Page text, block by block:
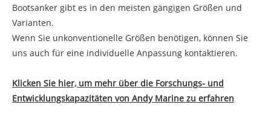
Bootsanker gibt es in den meisten gängigen Größen und
Varianten.
Wenn Sie unkonventionelle Größen benötigen, können Sie
uns auch für eine individuelle Anpassung kontaktieren.
Klicken Sie hier, um mehr über die Forschungs- und
Entwicklungskapazitäten von Andy Marine zu erfahren